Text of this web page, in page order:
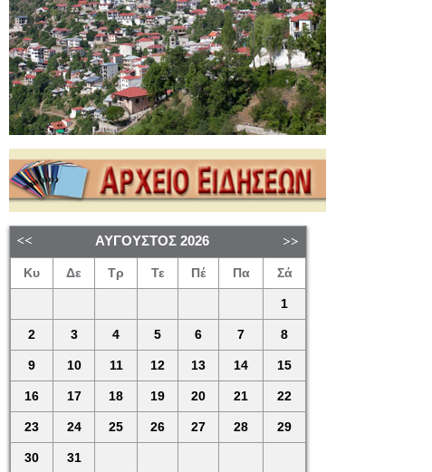
ΑΎΓΟΥΣΤΟΣ 2026
Κυ Δε Τρ Τε Πέ Πα Σά
1
2 3 4 5 6 7 8
9 10 11 12 13 14 15
16 17 18 19 20 21 22
23 24 25 26 27 28 29
30 31